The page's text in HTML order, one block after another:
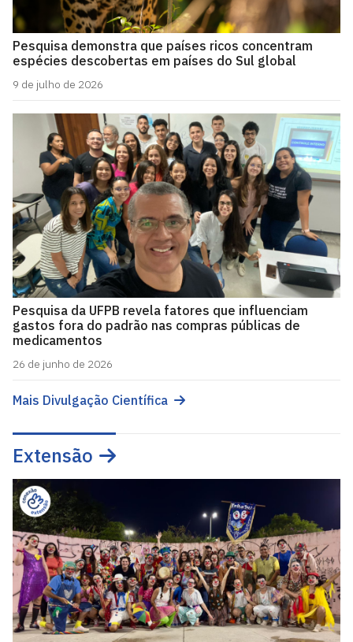
Pesquisa demonstra que países ricos concentram
espécies descobertas em países do Sul global
9 de julho de 2026
Pesquisa da UFPB revela fatores que influenciam
gastos fora do padrão nas compras públicas de
medicamentos
26 de junho de 2026
Mais Divulgação Científica
Extensão